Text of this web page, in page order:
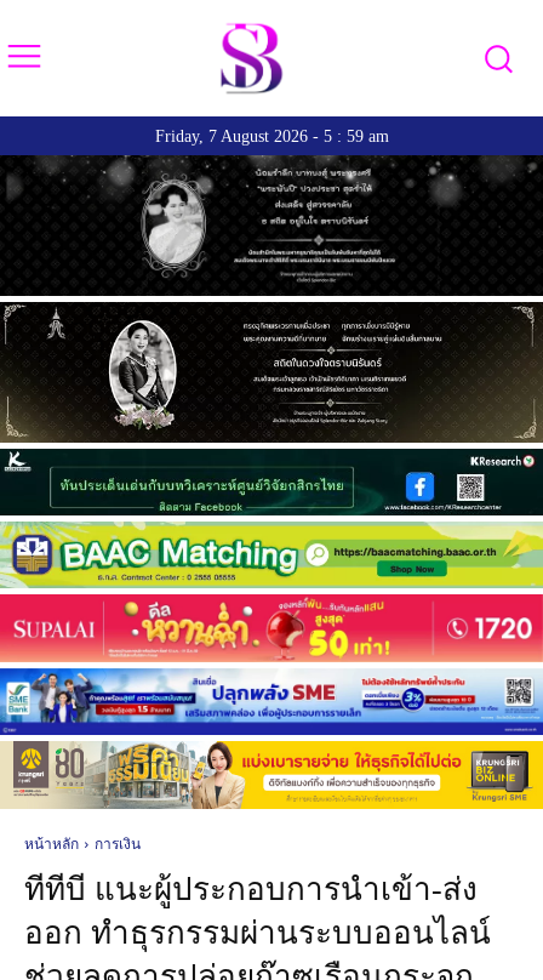
Friday, 7 August 2026 - 5 : 59 am
หน้าหลัก การเงิน
ทีทีบี แนะผู้ประกอบการนำเข้า-ส่ง
ออก ทำธุรกรรมผ่านระบบออนไลน์